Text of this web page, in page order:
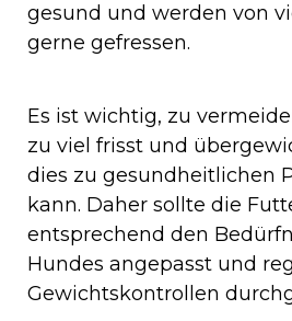
gesund und werden von
gerne gefressen.
Es ist wichtig, zu
zu viel frisst und
dies zu gesundheitlichen
kann. Daher sollte die
entsprechend den
Hundes angepasst und
Gewichtskontrollen